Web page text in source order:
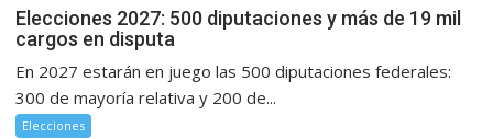
Elecciones 2027: 500 diputaciones y más de 19 mil
cargos en disputa
En 2027 estarán en juego las 500 diputaciones federales:
300 de mayoría relativa y 200 de...
Elecciones